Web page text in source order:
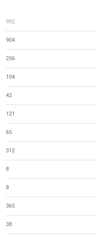
992
904
256
104
42
121
65
312
8
8
365
38